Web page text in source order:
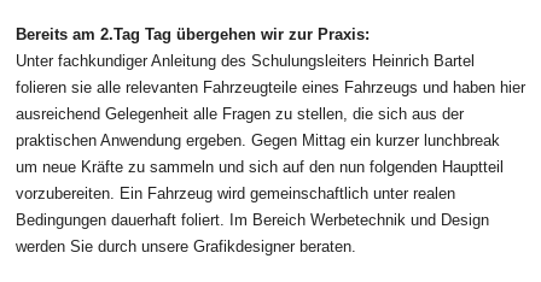
Bereits am 2.Tag Tag übergehen wir zur Praxis:
Unter fachkundiger Anleitung des Schulungsleiters Heinrich Bartel
folieren sie alle relevanten Fahrzeugteile eines Fahrzeugs und haben hier
ausreichend Gelegenheit alle Fragen zu stellen, die sich aus der
praktischen Anwendung ergeben. Gegen Mittag ein kurzer lunchbreak
um neue Kräfte zu sammeln und sich auf den nun folgenden Hauptteil
vorzubereiten. Ein Fahrzeug wird gemeinschaftlich unter realen
Bedingungen dauerhaft foliert. Im Bereich Werbetechnik und Design
werden Sie durch unsere Grafikdesigner beraten.